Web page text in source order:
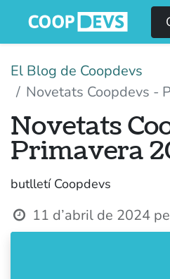
El Blog de Coopdevs
Novetats Coopdevs -
Novetats
Primavera
butlletí Coopdevs
11 d’abril de 2024